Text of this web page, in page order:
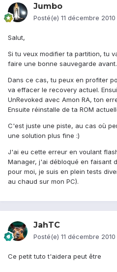
Jumbo
Posté(e) 11 décembre 2010
Salut,
Si tu veux modifier ta partition, tu
faire une bonne sauvegarde avant.
Dans ce cas, tu peux en profiter
va effacer le recovery actuel.
UnRevoked avec Amon RA, ton
Ensuite réinstalle de ta ROM
C'est juste une piste, au cas où
une solution plus fine :)
J'ai eu cette erreur en voulant
Manager, j'ai débloqué en faisant
pour moi, je suis en plein tests
au chaud sur mon PC).
JahTC
Posté(e) 11 décembre 2010
Ce petit tuto t'aidera peut être